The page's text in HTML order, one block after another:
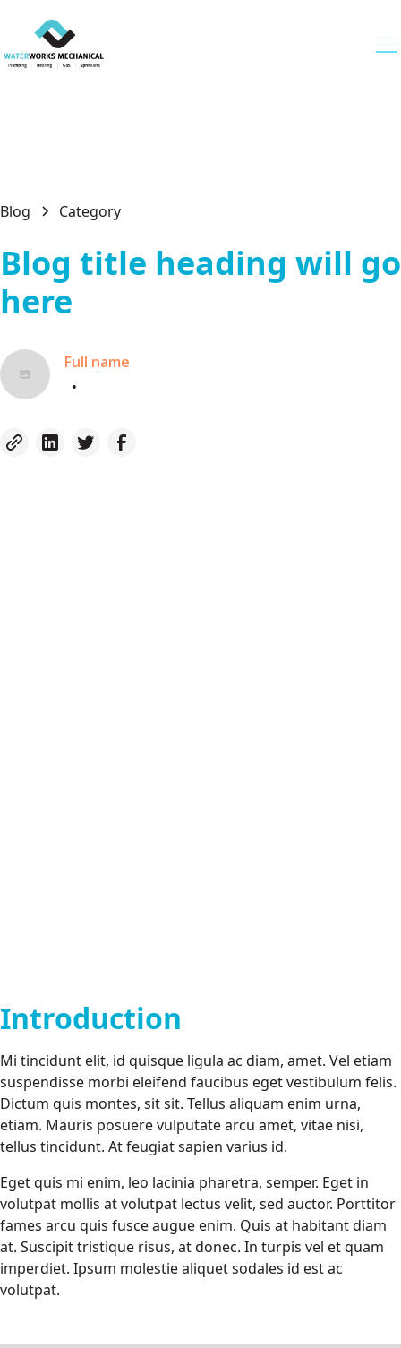
Blog Category
Blog title heading will go
here
Full name
•
Introduction
Mi tincidunt elit, id quisque ligula ac diam, amet. Vel etiam
suspendisse morbi eleifend faucibus eget vestibulum felis.
Dictum quis montes, sit sit. Tellus aliquam enim urna,
etiam. Mauris posuere vulputate arcu amet, vitae nisi,
tellus tincidunt. At feugiat sapien varius id.
Eget quis mi enim, leo lacinia pharetra, semper. Eget in
volutpat mollis at volutpat lectus velit, sed auctor. Porttitor
fames arcu quis fusce augue enim. Quis at habitant diam
at. Suscipit tristique risus, at donec. In turpis vel et quam
imperdiet. Ipsum molestie aliquet sodales id est ac
volutpat.